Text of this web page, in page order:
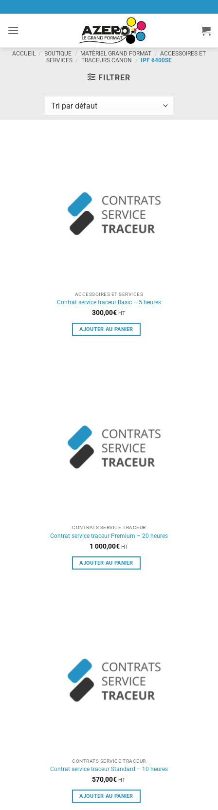
contenu
ACCUEIL / BOUTIQUE / MATÉRIEL GRAND FORMAT / ACCESSOIRES ET
SERVICES / TRACEURS CANON / IPF 6400SE
FILTRER
ACCESSOIRES ET SERVICES
Contrat service traceur Basic – 5 heures
300,00€ HT
AJOUTER AU PANIER
CONTRATS SERVICE TRACEUR
Contrat service traceur Premium – 20 heures
1 000,00€ HT
AJOUTER AU PANIER
CONTRATS SERVICE TRACEUR
Contrat service traceur Standard – 10 heures
570,00€ HT
AJOUTER AU PANIER